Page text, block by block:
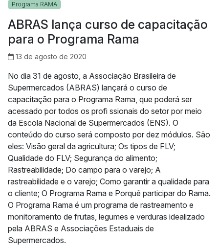
Programa RAMA
ABRAS lança curso de capacitação
para o Programa Rama
13 de agosto de 2020
No dia 31 de agosto, a Associação Brasileira de
Supermercados (ABRAS) lançará o curso de
capacitação para o Programa Rama, que poderá ser
acessado por todos os profi ssionais do setor por meio
da Escola Nacional de Supermercados (ENS). O
conteúdo do curso será composto por dez módulos. São
eles: Visão geral da agricultura; Os tipos de FLV;
Qualidade do FLV; Segurança do alimento;
Rastreabilidade; Do campo para o varejo; A
rastreabilidade e o varejo; Como garantir a qualidade para
o cliente; O Programa Rama e Porquê participar do Rama.
O Programa Rama é um programa de rastreamento e
monitoramento de frutas, legumes e verduras idealizado
pela ABRAS e Associações Estaduais de
Supermercados.